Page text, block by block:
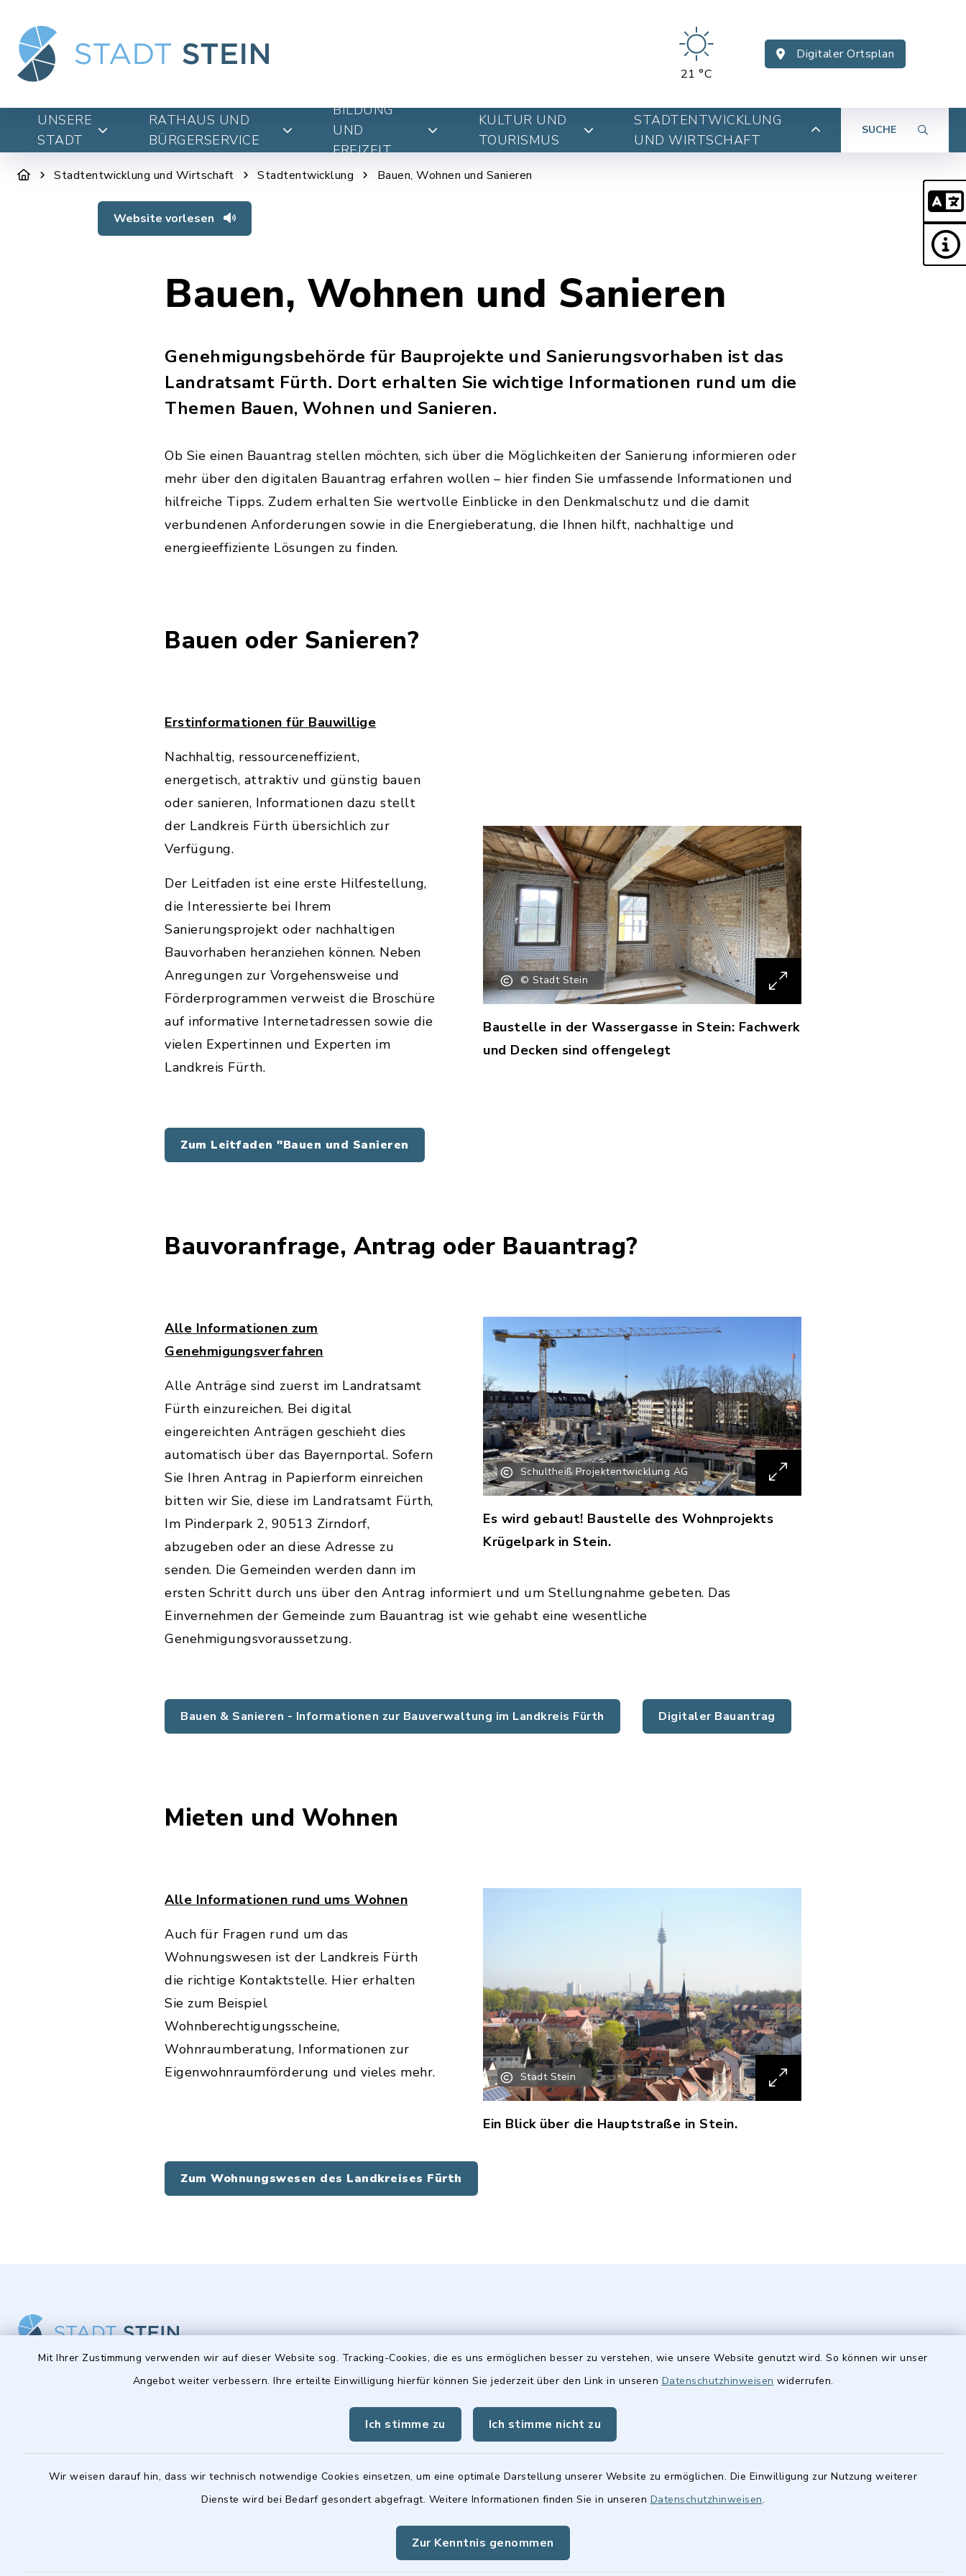
Mit Ihrer Zustimmung verwenden wir auf dieser Website sog. Tracking-Cookies, die es uns ermöglichen besser zu verstehen, wie unsere Website genutzt wird. So können wir unser
Angebot weiter verbessern. Ihre erteilte Einwilligung hierfür können Sie jederzeit über den Link in unseren Datenschutzhinweisen widerrufen.
Ich stimme zu Ich stimme nicht zu
Wir weisen darauf hin, dass wir technisch notwendige Cookies einsetzen, um eine optimale Darstellung unserer Website zu ermöglichen. Die Einwilligung zur Nutzung weiterer
Dienste wird bei Bedarf gesondert abgefragt. Weitere Informationen finden Sie in unseren Datenschutzhinweisen.
Zur Kenntnis genommen
21 °C
Digitaler Ortsplan
UNSERE
STADT
RATHAUS UND
BÜRGERSERVICE
BILDUNG
UND
FREIZEIT
KULTUR UND
TOURISMUS
STADTENTWICKLUNG
UND WIRTSCHAFT
SUCHE
Stadtentwicklung und Wirtschaft Stadtentwicklung Bauen, Wohnen und Sanieren
Website vorlesen
Bauen, Wohnen und Sanieren
Genehmigungsbehörde für Bauprojekte und Sanierungsvorhaben ist das
Landratsamt Fürth. Dort erhalten Sie wichtige Informationen rund um die
Themen Bauen, Wohnen und Sanieren.
Ob Sie einen Bauantrag stellen möchten, sich über die Möglichkeiten der Sanierung informieren oder
mehr über den digitalen Bauantrag erfahren wollen – hier finden Sie umfassende Informationen und
hilfreiche Tipps. Zudem erhalten Sie wertvolle Einblicke in den Denkmalschutz und die damit
verbundenen Anforderungen sowie in die Energieberatung, die Ihnen hilft, nachhaltige und
energieeffiziente Lösungen zu finden.
Bauen oder Sanieren?
© Stadt Stein
Baustelle in der Wassergasse in Stein: Fachwerk
und Decken sind offengelegt
Erstinformationen für Bauwillige
Nachhaltig, ressourceneffizient,
energetisch, attraktiv und günstig bauen
oder sanieren, Informationen dazu stellt
der Landkreis Fürth übersichlich zur
Verfügung.
Der Leitfaden ist eine erste Hilfestellung,
die Interessierte bei Ihrem
Sanierungsprojekt oder nachhaltigen
Bauvorhaben heranziehen können. Neben
Anregungen zur Vorgehensweise und
Förderprogrammen verweist die Broschüre
auf informative Internetadressen sowie die
vielen Expertinnen und Experten im
Landkreis Fürth.
Zum Leitfaden "Bauen und Sanieren
Bauvoranfrage, Antrag oder Bauantrag?
Schultheiß Projektentwicklung AG
Es wird gebaut! Baustelle des Wohnprojekts
Krügelpark in Stein.
Alle Informationen zum
Genehmigungsverfahren
Alle Anträge sind zuerst im Landratsamt
Fürth einzureichen. Bei digital
eingereichten Anträgen geschieht dies
automatisch über das Bayernportal. Sofern
Sie Ihren Antrag in Papierform einreichen
bitten wir Sie, diese im Landratsamt Fürth,
Im Pinderpark 2, 90513 Zirndorf,
abzugeben oder an diese Adresse zu
senden. Die Gemeinden werden dann im
ersten Schritt durch uns über den Antrag informiert und um Stellungnahme gebeten. Das
Einvernehmen der Gemeinde zum Bauantrag ist wie gehabt eine wesentliche
Genehmigungsvoraussetzung.
Bauen & Sanieren - Informationen zur Bauverwaltung im Landkreis Fürth Digitaler Bauantrag
Mieten und Wohnen
Stadt Stein
Ein Blick über die Hauptstraße in Stein.
Alle Informationen rund ums Wohnen
Auch für Fragen rund um das
Wohnungswesen ist der Landkreis Fürth
die richtige Kontaktstelle. Hier erhalten
Sie zum Beispiel
Wohnberechtigungsscheine,
Wohnraumberatung, Informationen zur
Eigenwohnraumförderung und vieles mehr.
Zum Wohnungswesen des Landkreises Fürth
0911 6801-0
facebookinstagramyoutubeLinkedIn
Öffnungszeiten
08:00-12:00 Uhr
Montag zusätzlich:
14:00-18:00 Uhr
Hinweis
Die Stadtratsitzungen finden im
Frauenwerk, Deutenbacher
Quicklinks
BayernPortal
Landkreis Fürth